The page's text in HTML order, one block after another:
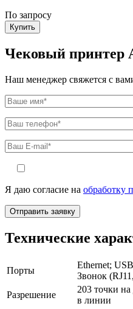
По запросу
Купить
Чековый принтер
Наш менеджер свяжется с
Я даю согласие на обработку
Технические
Порты
Ethernet;
Звонок
Разрешение
203 точки
в линии